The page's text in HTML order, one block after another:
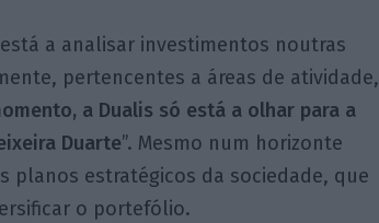
a analisar investimentos noutras
pertencentes a áreas de atividade,
a Dualis só está a olhar para a
Duarte”. Mesmo num horizonte
estratégicos da sociedade, que
o portefólio.